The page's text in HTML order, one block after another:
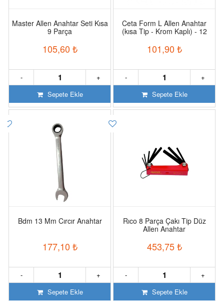
Master Allen Anahtar Seti Kısa
9 Parça
105,60 ₺
+
-
Sepete Ekle
Ceta Form L Allen Anahtar
(kısa Tip - Krom Kaplı) - 12
101,90 ₺
+
-
Sepete Ekle
Bdm 13 Mm Cırcır Anahtar
177,10 ₺
+
-
Sepete Ekle
Rıco 8 Parça Çakı Tip Düz
Allen Anahtar
453,75₺
+
-
Sepete Ekle